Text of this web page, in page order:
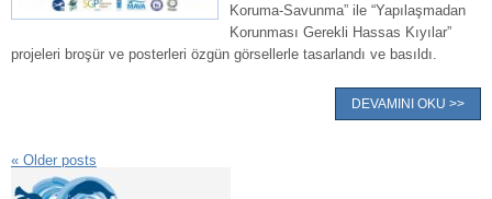
Koruma-Savunma” ile “Yapılaşmadan
Korunması Gerekli Hassas Kıyılar”
projeleri broşür ve posterleri özgün görsellerle tasarlandı ve basıldı.
DEVAMINI OKU >>
« Older posts